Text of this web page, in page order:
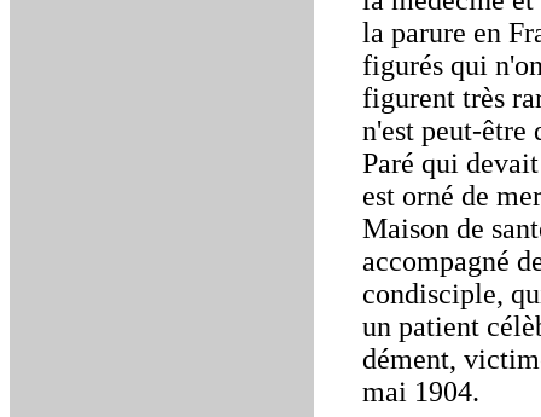
la parure en
figurés qui
figurent très
n'est peut-être
Paré qui
est orné de
Maison de
accompagné
condisciple,
un patient
dément,
mai 1904.